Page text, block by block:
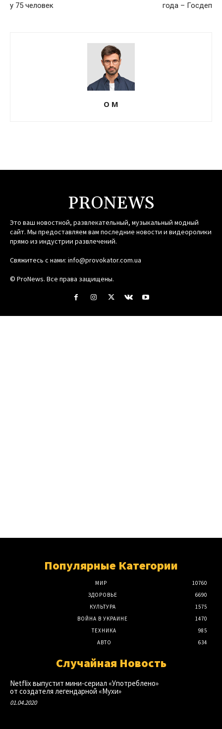
у 75 человек
года – Госдеп
О М
PRONEWS
Это ваш новостной, развлекательный, музыкальный модный
сайт. Мы предоставляем вам последние новости и видеоролики
прямо из индустрии развлечений.
Свяжитесь с нами: info@provokator.com.ua
© ProNews. Все права защищены.
Популярные Категории
МИР
10760
ЗДОРОВЬЕ
6690
КУЛЬТУРА
1575
ВОЙНА В УКРАИНЕ
1470
ТЕХНИКА
985
АВТО
634
Случайная Новость
Netflix выпустит мини-сериал «Употреблено»
от создателя легендарной «Мухи»
01.04.2020